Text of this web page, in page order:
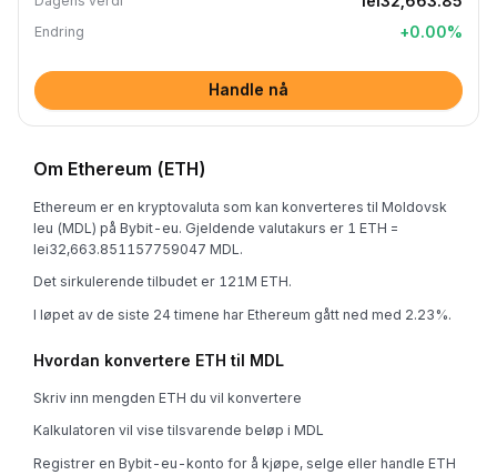
Endring +0.00%
Handle nå
Om Ethereum (ETH)
Ethereum er en kryptovaluta som kan konverteres til Moldovsk
leu (MDL) på Bybit-eu. Gjeldende valutakurs er 1 ETH =
lei32,663.851157759047 MDL.
Det sirkulerende tilbudet er 121M ETH.
I løpet av de siste 24 timene har Ethereum gått ned med 2.23%.
Hvordan konvertere ETH til MDL
Skriv inn mengden ETH du vil konvertere
Kalkulatoren vil vise tilsvarende beløp i MDL
Registrer en Bybit-eu-konto for å kjøpe, selge eller handle ETH